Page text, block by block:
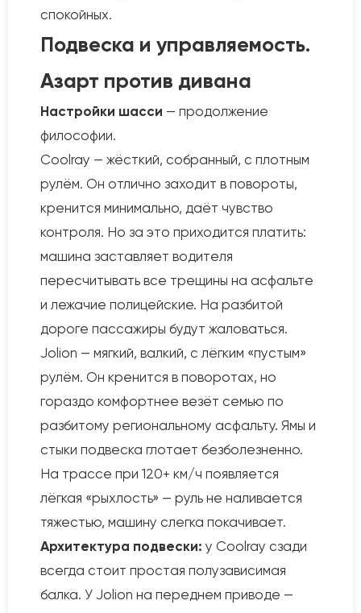
спокойных.
Подвеска и управляемость.
Азарт против дивана
Настройки шасси — продолжение
философии.
Coolray — жёсткий, собранный, с плотным
рулём. Он отлично заходит в повороты,
кренится минимально, даёт чувство
контроля. Но за это приходится платить:
машина заставляет водителя
пересчитывать все трещины на асфальте
и лежачие полицейские. На разбитой
дороге пассажиры будут жаловаться.
Jolion — мягкий, валкий, с лёгким «пустым»
рулём. Он кренится в поворотах, но
гораздо комфортнее везёт семью по
разбитому региональному асфальту. Ямы и
стыки подвеска глотает безболезненно.
На трассе при 120+ км/ч появляется
лёгкая «рыхлость» — руль не наливается
тяжестью, машину слегка покачивает.
Архитектура подвески: у Coolray сзади
всегда стоит простая полузависимая
балка. У Jolion на переднем приводе —